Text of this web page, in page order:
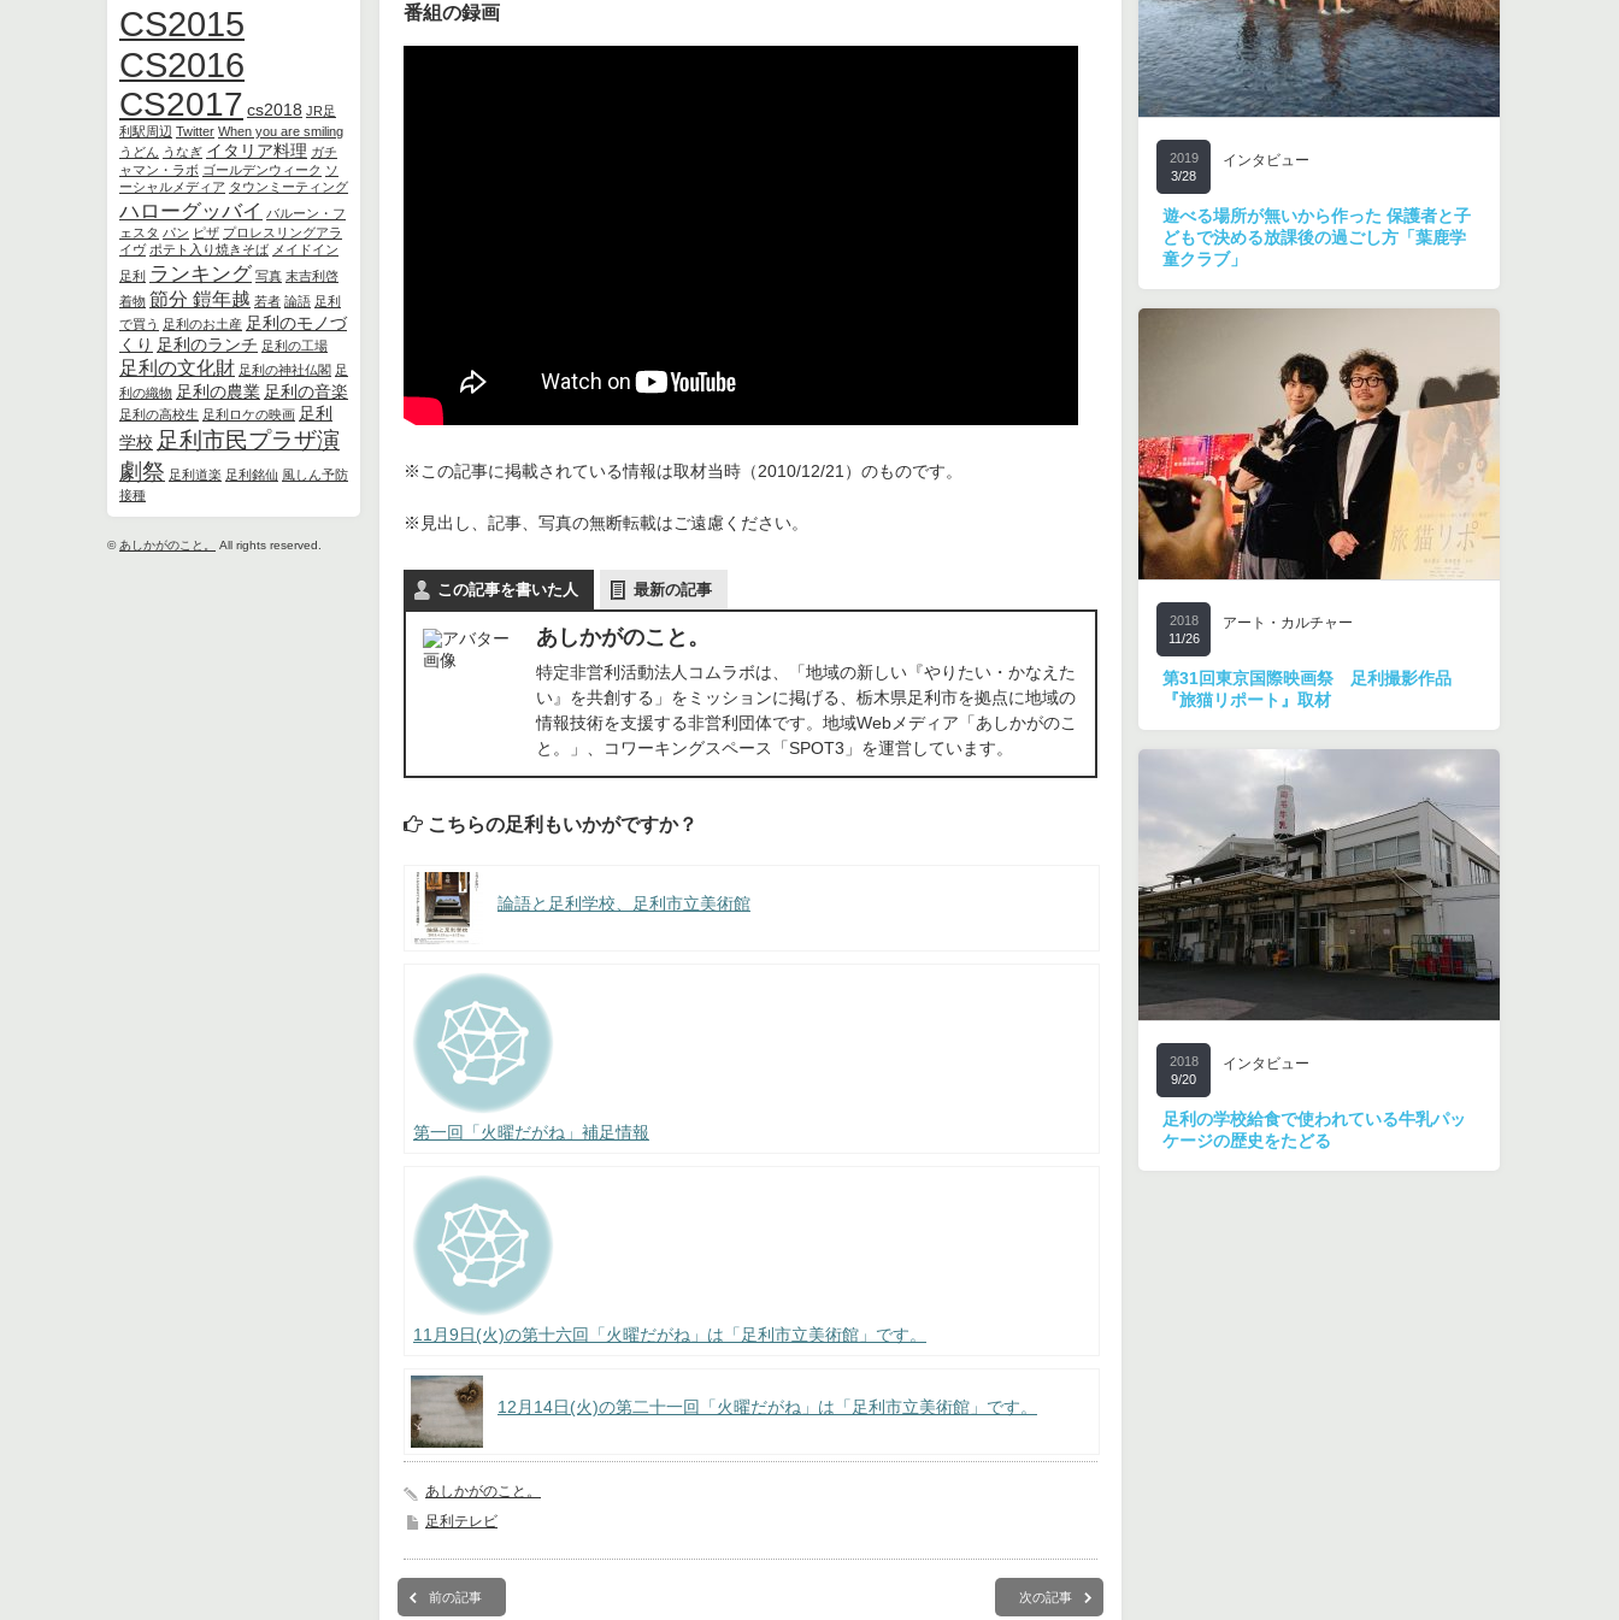
CS2015
CS2016
CS2017 cs2018 JR足
利駅周辺 Twitter When you are smiling
うどん うなぎ イタリア料理 ガチ
ャマン・ラボ ゴールデンウィーク ソ
ーシャルメディア タウンミーティング
ハローグッバイ バルーン・フ
ェスタ パン ピザ プロレスリングアラ
イヴ ポテト入り焼きそば メイドイン
足利 ランキング 写真 末吉利啓
着物 節分 鎧年越 若者 論語 足利
で買う 足利のお土産 足利のモノづ
くり 足利のランチ 足利の工場
足利の文化財 足利の神社仏閣 足
利の織物 足利の農業 足利の音楽
足利の高校生 足利ロケの映画 足利
学校 足利市民プラザ演
劇祭 足利道楽 足利銘仙 風しん予防
接種
© あしかがのこと。 All rights reserved.
番組の録画
※この記事に掲載されている情報は取材当時（2010/12/21）のものです。
※見出し、記事、写真の無断転載はご遠慮ください。
この記事を書いた人 最新の記事
あしかがのこと。
特定非営利活動法人コムラボは、「地域の新しい『やりたい・かなえた
い』を共創する」をミッションに掲げる、栃木県足利市を拠点に地域の
情報技術を支援する非営利団体です。地域Webメディア「あしかがのこ
と。」、コワーキングスペース「SPOT3」を運営しています。
こちらの足利もいかがですか？
論語と足利学校、足利市立美術館
第一回「火曜だがね」補足情報
11月9日(火)の第十六回「火曜だがね」は「足利市立美術館」です。
12月14日(火)の第二十一回「火曜だがね」は「足利市立美術館」です。
あしかがのこと。
足利テレビ
前の記事 次の記事
2019
3/28
インタビュー
遊べる場所が無いから作った 保護者と子
どもで決める放課後の過ごし方「葉鹿学
童クラブ」
2018
11/26
アート・カルチャー
第31回東京国際映画祭 足利撮影作品
『旅猫リポート』取材
2018
9/20
インタビュー
足利の学校給食で使われている牛乳パッ
ケージの歴史をたどる